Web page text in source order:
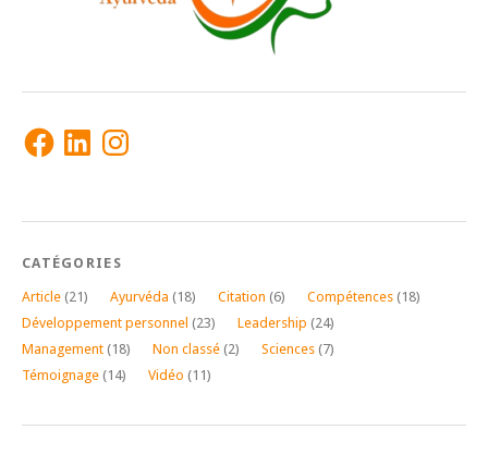
FacebookLinkedInInstagram
CATÉGORIES
Article (21) Ayurvéda (18) Citation (6) Compétences (18)
Développement personnel (23) Leadership (24)
Management (18) Non classé (2) Sciences (7)
Témoignage (14) Vidéo (11)